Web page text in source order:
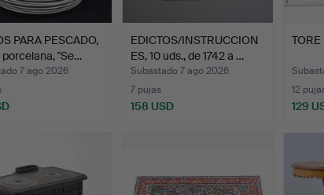
PARA PESCADO,
porcelana, "Se…
7 ago 2026
EDICTOS/INSTRUCCION
ES, 10 uds., de 1742 a …
Subastado 7 ago 2026
7 pujas
158 USD
12
129